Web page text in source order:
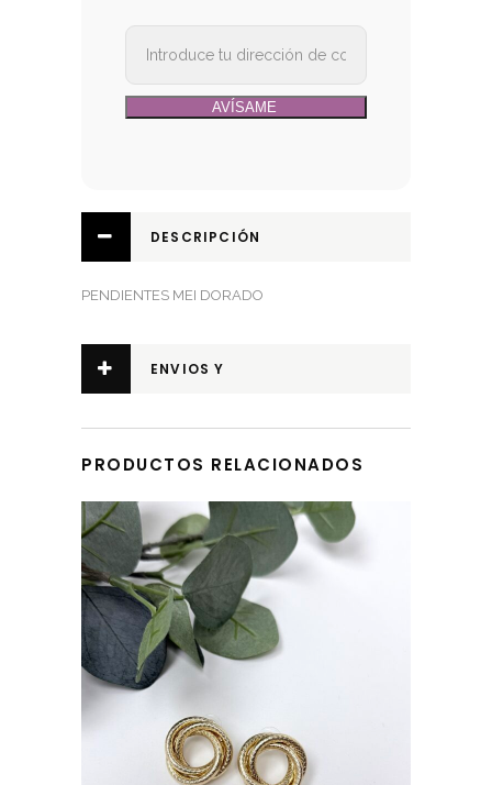
DESCRIPCIÓN
PENDIENTES MEI DORADO
ENVIOS Y
PRODUCTOS RELACIONADOS